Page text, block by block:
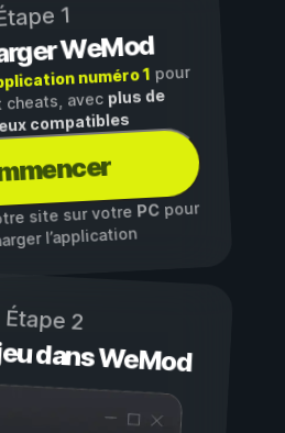
1
WeMod
numéro 1pour
avec plus de
compatibles
site sur votre PCpour
l’application
Étape 2
dans WeMod